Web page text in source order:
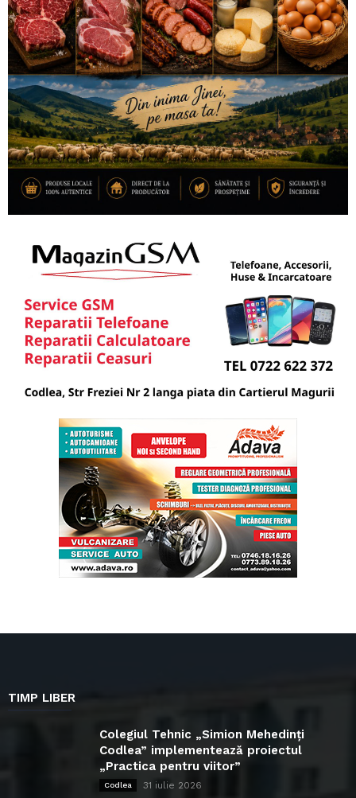
TIMP LIBER
Colegiul Tehnic „Simion Mehedinți
Codlea” implementează proiectul
„Practica pentru viitor”
Codlea 31 iulie 2026